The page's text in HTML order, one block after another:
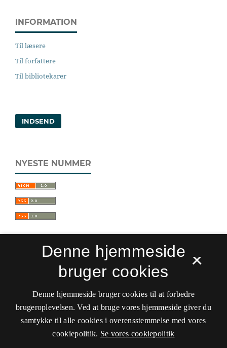
INFORMATION
Til læsere
Til forfattere
Til bibliotekarer
INDSEND
NYESTE NUMMER
Sprogforum. Tidsskrift for sprog- og
kulturpædagogik
ISSN 0909-9328 (Trykt)
ISSN 1399-8617 (Online)
Tilgængelighedserklæring
Det Kgl. Bibliotek
×
Denne hjemmeside
bruger cookies
Denne hjemmeside bruger cookies til at forbedre
brugeroplevelsen. Ved at bruge vores hjemmeside giver du
samtykke til alle cookies i overensstemmelse med vores
cookiepolitik. Se vores cookiepolitik